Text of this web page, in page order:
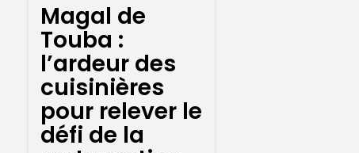
Magal de
Touba :
l’ardeur des
cuisinières
pour relever le
défi de la